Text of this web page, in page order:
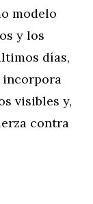
modelo
y los
días,
incorpora
visibles y,
contra